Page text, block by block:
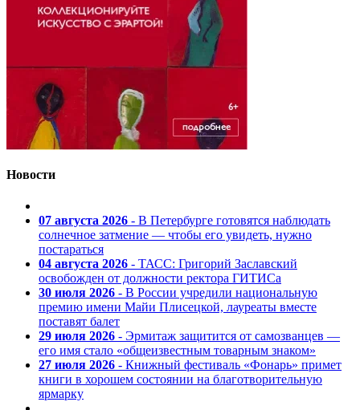
Новости
07 августа 2026 - В Петербурге готовятся наблюдать
солнечное затмение — чтобы его увидеть, нужно
постараться
04 августа 2026 - ТАСС: Григорий Заславский
освобожден от должности ректора ГИТИСа
30 июля 2026 - В России учредили национальную
премию имени Майи Плисецкой, лауреаты вместе
поставят балет
29 июля 2026 - Эрмитаж защитится от самозванцев —
его имя стало «общеизвестным товарным знаком»
27 июля 2026 - Книжный фестиваль «Фонарь» примет
книги в хорошем состоянии на благотворительную
ярмарку